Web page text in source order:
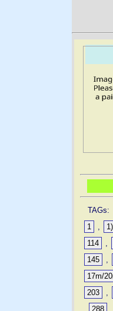
1
, 1)
114
,
145
,
17m/
203
,
288